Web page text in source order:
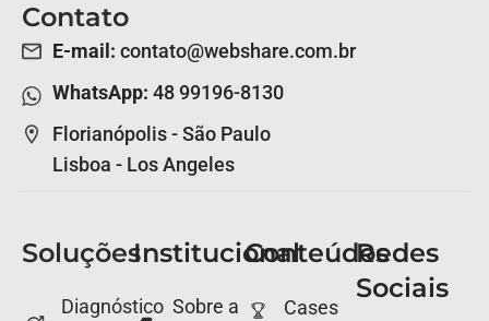
Contato
E-mail: contato@webshare.com.br
WhatsApp: 48 99196-8130
Florianópolis - São Paulo
Lisboa - Los Angeles
Soluções
Diagnóstico
Institucional
Sobre a
Conteúdos
Cases
Redes
Sociais